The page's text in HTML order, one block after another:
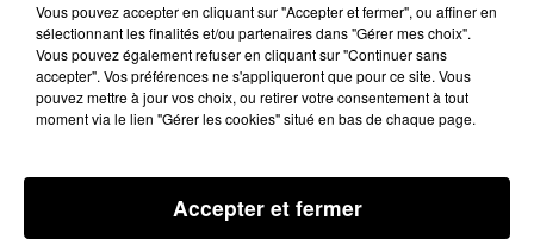
1er décembre 2023 - 1 min 15 sec
L'AGENDA DU TARN ET GARONNE DU
01/12/2023 À 16H35
L'agenda du Tarn et Garonne
Vous pouvez accepter en cliquant sur "Accepter et fermer", ou affiner en
sélectionnant les finalités et/ou partenaires dans "Gérer mes choix".
Vous pouvez également refuser en cliquant sur "Continuer sans
accepter". Vos préférences ne s'appliqueront que pour ce site. Vous
pouvez mettre à jour vos choix, ou retirer votre consentement à tout
moment via le lien "Gérer les cookies" situé en bas de chaque page.
Accepter et fermer